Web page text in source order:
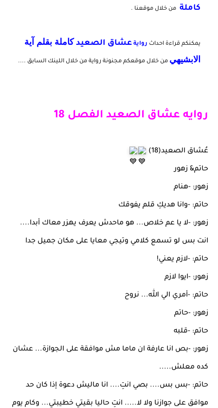
كاملة من خلال موقعنا .
يمكنكم قراءة احداث رواية عشاق الصعيد كاملة بقلم آية
الابشيهي من خلال موقعكم مجنونة رواية من خلال اللينك السابق ....
روايه عشاق الصعيد الفصل 18
عُشاق الصعيد(18)
حاتم& زهور
زهور: -هنام
حاتم: -وانا هديكِ قلم يفوقك
زهور: -لا يا عم خلاص... هو ماحدش يعرف يهزر معاك أبدا....
انت بس لو تسمع كلامي وتيجي معايا على مكان جميل جدا
حاتم: -لازم يعني!
زهور: -ايوا لازم
حاتم: -أمري الي الله... نروح
زهور: -حاتم
حاتم: -قلبه
زهور: -بص انا عارفة ان ماما مش موافقة على الجوازة... عشان
كده معلش.....
حاتم: -بس بس.... بصي انتِ.... انا ماليش دعوة إذا كان حد
موافق على جوازنا ولا لا..... انتِ حاليا بقيتي خطيبتي... وكام يوم